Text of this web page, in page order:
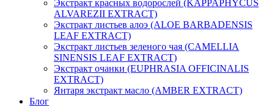
Экстракт красных водорослей (KAPPAPHYCUS
ALVAREZII EXTRACT)
Экстракт листьев алоэ (ALOE BARBADENSIS
LEAF EXTRACT)
Экстракт листьев зеленого чая (CAMELLIA
SINENSIS LEAF EXTRACT)
Экстракт очанки (EUPHRASIA OFFICINALIS
EXTRACT)
Янтаря экстракт масло (AMBER EXTRACT)
Блог